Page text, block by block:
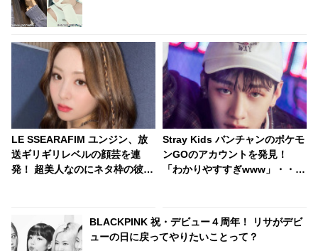
LE SSEARAFIM ユンジン、放
送ギリギリレベルの顔芸を連
発！ 超美人なのにネタ枠の彼女
Stray Kids バンチャンのポケモ
ンGOのアカウントを発見！
「わかりやすすぎwww」・・
BLACKPINK 祝・デビュー４周年！ リサがデビ
ューの日に戻ってやりたいことって？